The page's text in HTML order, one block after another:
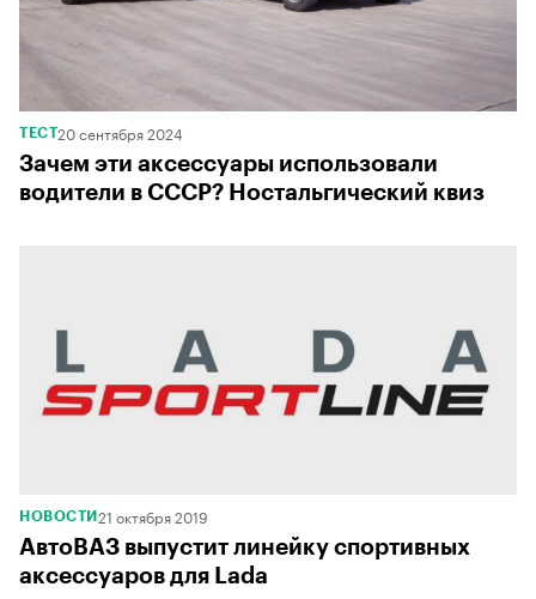
ТЕСТ20 сентября 2024
Зачем эти аксессуары использовали
водители в СССР? Ностальгический квиз
НОВОСТИ 21 октября 2019
АвтоВАЗ выпустит линейку спортивных
аксессуаров для Lada